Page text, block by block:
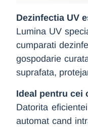
Dezinfectia UV
Lumina UV
cumparati
gospodarie
suprafata,
Ideal pentru cei
Datorita
automat cand